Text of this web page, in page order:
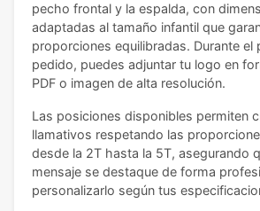
pecho frontal y la espalda, con
adaptadas al tamaño infantil que
proporciones equilibradas. Durante el
pedido, puedes adjuntar tu logo en
PDF o imagen de alta resolución.
Las posiciones disponibles permiten
llamativos respetando las
desde la 2T hasta la 5T, asegurando
mensaje se destaque de forma
personalizarlo según tus